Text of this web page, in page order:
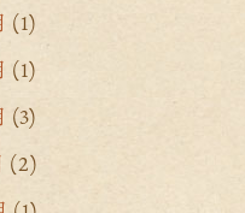
(1)
(1)
(3)
(2)